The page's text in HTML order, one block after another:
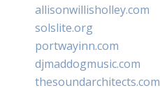
allisonwillisholley.com
solslite.org
portwayinn.com
djmaddogmusic.com
thesoundarchitects.com